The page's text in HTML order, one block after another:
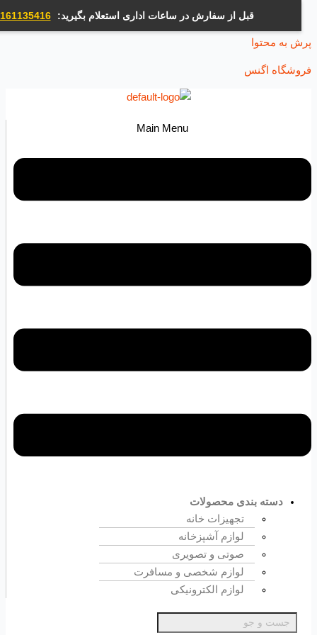
قبل از سفارش در ساعات اداری استعلام بگیرید: 09161135416
محتوا
اگنس
Main Menu
دسته بندی محصولات
تجهیزات خانه
لوازم آشپزخانه
صوتی و تصویری
لوازم شخصی و مسافرت
لوازم الکترونیکی